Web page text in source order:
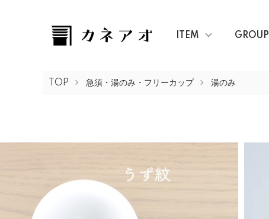
ITEM GROUP
TOP 急須・湯のみ・フリーカップ 湯のみ